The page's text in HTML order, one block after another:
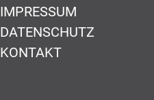
IMPRESSUM
DATENSCHUTZ
KONTAKT